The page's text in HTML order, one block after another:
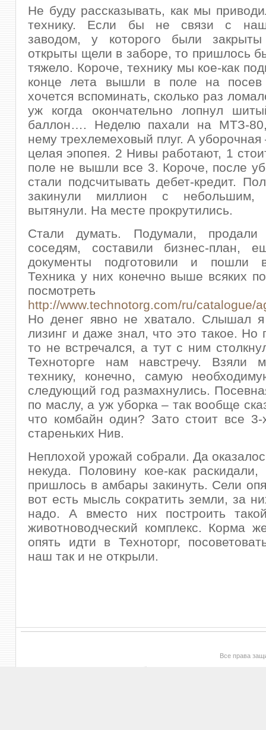
Не буду рассказывать, как мы
технику. Если бы не связи с
заводом, у которого были
открыты щели в заборе, то пришлось
тяжело. Короче, технику мы кое-как
конце лета вышли в поле на
хочется вспоминать, сколько раз
уж когда окончательно лопнул
баллон…. Неделю пахали на МТЗ-
нему трехлемеховый плуг. А
целая эпопея. 2 Нивы работают, 1
поле не вышли все 3. Короче, после
стали подсчитывать дебет-кредит.
закинули миллион с
вытянули. На месте прокрутились.
Стали думать. Подумали, продали
соседям, составили бизнес-план,
документы подготовили и пошли
Техника у них конечно выше всяких
http://www.technotorg.com/ru/catalogue/
Но денег явно не хватало. Слышал
лизинг и даже знал, что это такое. Но
то не встречался, а тут с ним
Техноторге нам навстречу. Взяли
технику, конечно, самую
следующий год размахнулись.
по маслу, а уж уборка – так вообще
что комбайн один? Зато стоит все
стареньких Нив.
Неплохой урожай собрали. Да
некуда. Половину кое-как
пришлось в амбары закинуть. Сели
вот есть мысль сократить земли, за
надо. А вместо них построить
животноводческий комплекс. Корма
опять идти в Техноторг,
наш так и не открыли.
Все права